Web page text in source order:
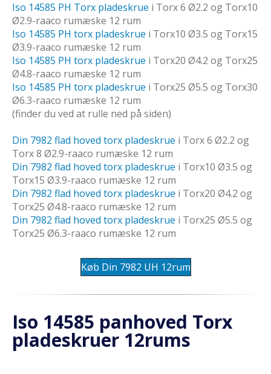
Iso 14585 PH Torx pladeskrue i Torx 6 Ø2.2 og Torx10
Ø2.9-raaco rumæske 12 rum
Iso 14585 PH torx pladeskrue i Torx10 Ø3.5 og Torx15
Ø3.9-raaco rumæske 12 rum
Iso 14585 PH torx pladeskrue i Torx20 Ø4.2 og Torx25
Ø4.8-raaco rumæske 12 rum
Iso 14585 PH torx pladeskrue i Torx25 Ø5.5 og Torx30
Ø6.3-raaco rumæske 12 rum
(finder du ved at rulle ned på siden)
Din 7982 flad hoved torx pladeskrue i Torx 6 Ø2.2 og
Torx 8 Ø2.9-raaco rumæske 12 rum
Din 7982 flad hoved torx pladeskrue i Torx10 Ø3.5 og
Torx15 Ø3.9-raaco rumæske 12 rum
Din 7982 flad hoved torx pladeskrue i Torx20 Ø4.2 og
Torx25 Ø4.8-raaco rumæske 12 rum
Din 7982 flad hoved torx pladeskrue i Torx25 Ø5.5 og
Torx25 Ø6.3-raaco rumæske 12 rum
Køb Din 7982 UH 12rum
Iso 14585 panhoved Torx
pladeskruer 12rums